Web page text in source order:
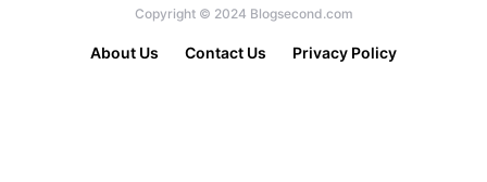
Copyright © 2024 Blogsecond.com
About Us Contact Us Privacy Policy